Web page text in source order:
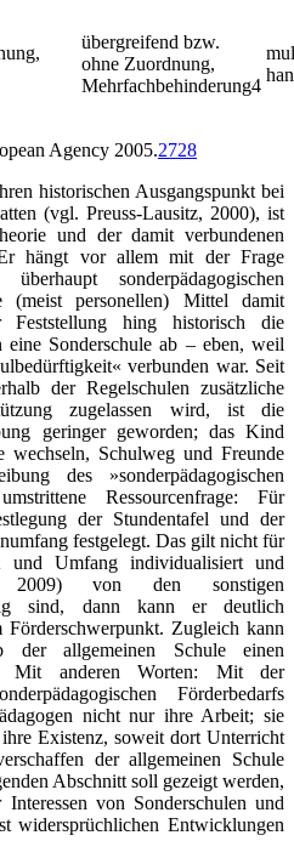
übergreifend bzw.
ohne Zuordnung,
Mehrfachbehinderung4
Agency 2005.2728
historischen Ausgangspunkt bei
(vgl. Preuss-Lausitz, 2000), ist
und der damit verbundenen
hängt vor allem mit der Frage
sonderpädagogischen
(meist personellen) Mittel damit
Feststellung hing historisch die
Sonderschule ab – eben, weil
verbunden war. Seit
der Regelschulen zusätzliche
zugelassen wird, ist die
geringer geworden; das Kind
Schulweg und Freunde
des »sonderpädagogischen
Ressourcenfrage: Für
der Stundentafel und der
festgelegt. Das gilt nicht für
Umfang individualisiert und
2009) von den sonstigen
sind, dann kann er deutlich
Zugleich kann
der allgemeinen Schule einen
Mit anderen Worten: Mit der
Förderbedarfs
nicht nur ihre Arbeit; sie
Existenz, soweit dort Unterricht
der allgemeinen Schule
Abschnitt soll gezeigt werden,
von Sonderschulen und
widersprüchlichen Entwicklungen